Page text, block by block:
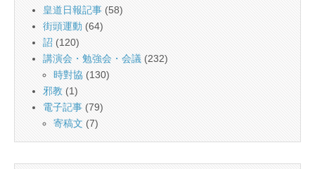
皇道日報記事 (58)
街頭運動 (64)
詔 (120)
講演会・勉強会・会議 (232)
時對協 (130)
邪教 (1)
電子記事 (79)
寄稿文 (7)